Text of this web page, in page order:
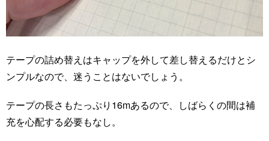
テープの詰め替えはキャップを外して差し替えるだけとシ
ンプルなので、迷うことはないでしょう。
テープの長さもたっぷり16mあるので、しばらくの間は補
充を心配する必要もなし。